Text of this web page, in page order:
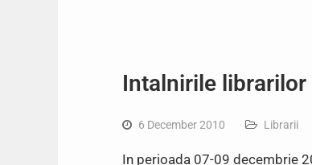
Intalnirile
6 December 2010 Librarii
In perioada 07-09 decembrie